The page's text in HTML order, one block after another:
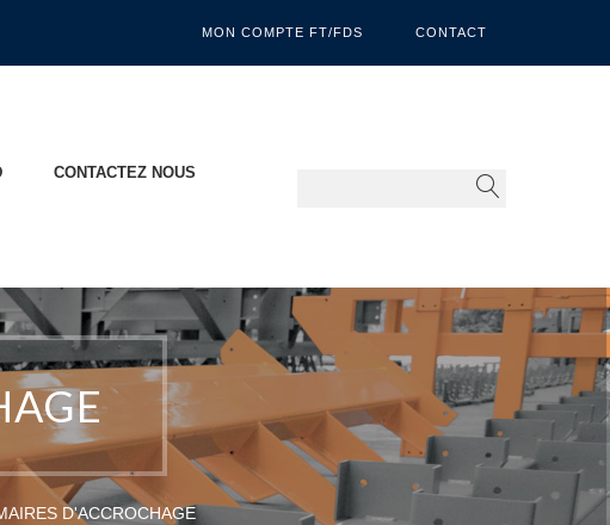
MON COMPTE FT/FDS CONTACT
CONTACTEZ NOUS
D'ACCROCHAGE